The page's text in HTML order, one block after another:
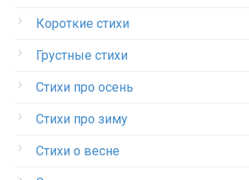
Короткие стихи
Грустные стихи
Стихи про осень
Стихи про зиму
Стихи о весне